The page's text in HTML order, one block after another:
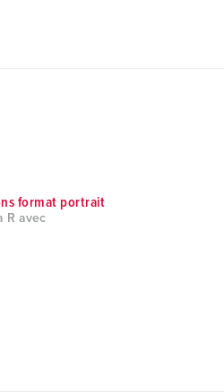
format portrait
R avec